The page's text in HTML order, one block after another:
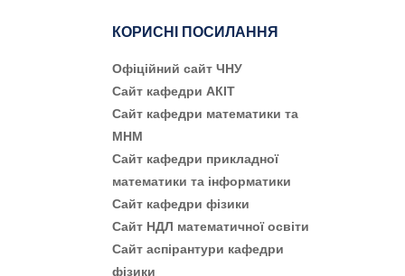
КОРИСНІ ПОСИЛАННЯ
Офіційний сайт ЧНУ
Сайт кафедри АКІТ
Сайт кафедри математики та
МНМ
Сайт кафедри прикладної
математики та інформатики
Сайт кафедри фізики
Сайт НДЛ математичної освіти
Сайт аспірантури кафедри
фізики